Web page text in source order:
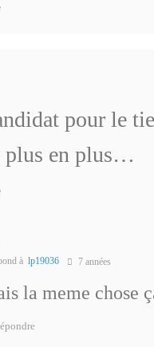
pour le
plus en plus…
à lp19036 7 années
la meme chose